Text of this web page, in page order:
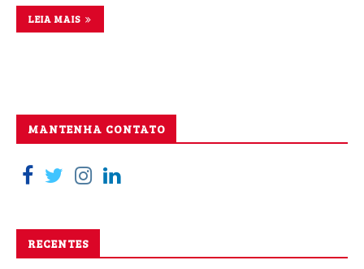
LEIA MAIS
MANTENHA CONTATO
RECENTES